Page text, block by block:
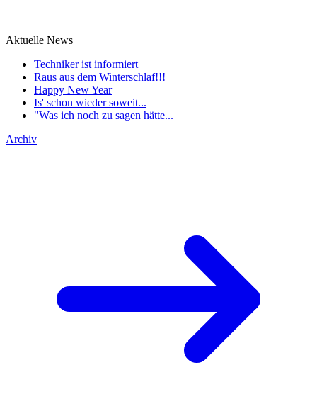
Aktuelle News
Techniker ist informiert
Raus aus dem Winterschlaf!!!
Happy New Year
Is' schon wieder soweit...
"Was ich noch zu sagen hätte...
Archiv